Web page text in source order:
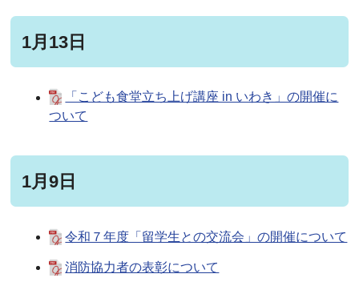
1月13日
「こども食堂立ち上げ講座 in いわき」の開催に
ついて
1月9日
令和７年度「留学生との交流会」の開催について
消防協力者の表彰について